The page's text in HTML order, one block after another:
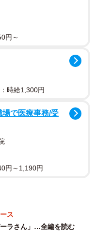
円～
時給1,300円
場で医療事務/受
円～1,190円
ス
ーラさん」…全編を読む